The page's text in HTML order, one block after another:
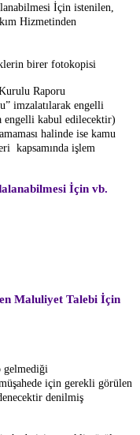
İçin istenilen,
Hizmetinden
birer fotokopisi
Raporu
imzalatılarak engelli
engelli kabul edilecektir)
halinde ise kamu
kapsamında işlem
İçin vb.
Maluliyet Talebi İçin
gelmediği
için gerekli görülen
denilmiş